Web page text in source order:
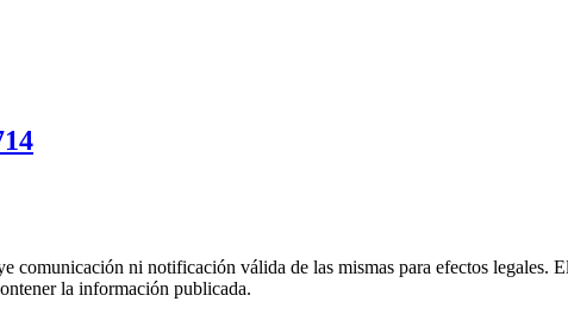
comunicación ni notificación válida de las mismas para efectos legales.
la información publicada.